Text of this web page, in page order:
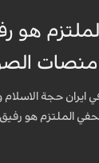
هو
ايران حجة
الملتزم هو